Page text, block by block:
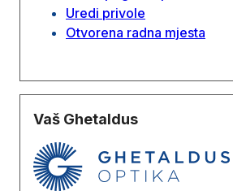
Uredi privole
Otvorena radna mjesta
Vaš Ghetaldus